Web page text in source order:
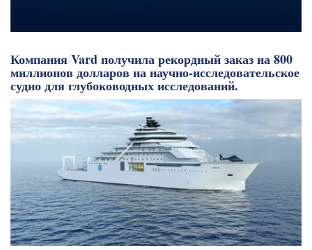
Компания Vard получила рекордный заказ на 800
миллионов долларов на научно-исследовательское
судно для глубоководных исследований.